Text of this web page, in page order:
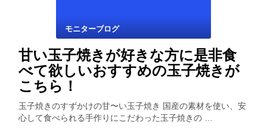
モニターブログ
甘い玉子焼きが好きな方に是非食
べて欲しいおすすめの玉子焼きが
こちら！
玉子焼きのすずかけの甘〜い玉子焼き 国産の素材を使い、安
心して食べられる手作りにこだわった玉子焼きの …